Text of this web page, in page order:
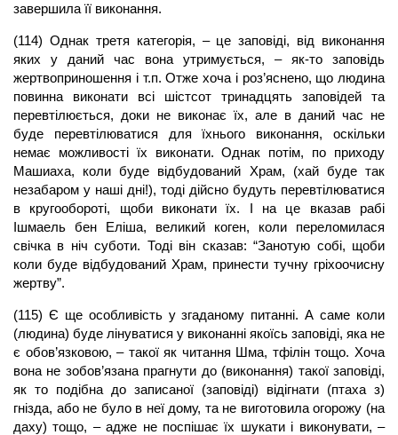
завершила її виконання.
(114) Однак третя категорія, – це заповіді, від виконання
яких у даний час вона утримується, – як-то заповідь
жертвоприношення і т.п. Отже хоча і роз’яснено, що людина
повинна виконати всі шістсот тринадцять заповідей та
перевтілюється, доки не виконає їх, але в даний час не
буде перевтілюватися для їхнього виконання, оскільки
немає можливості їх виконати. Однак потім, по приходу
Машиаха, коли буде відбудований Храм, (хай буде так
незабаром у наші дні!), тоді дійсно будуть перевтілюватися
в кругообороті, щоби виконати їх. І на це вказав рабі
Ішмаель бен Еліша, великий коген, коли переломилася
свічка в ніч суботи. Тоді він сказав: “Занотую собі, щоби
коли буде відбудований Храм, принести тучну гріхоочисну
жертву”.
(115) Є ще особливість у згаданому питанні. А саме коли
(людина) буде лінуватися у виконанні якоїсь заповіді, яка не
є обов’язковою, – такої як читання Шма, тфілін тощо. Хоча
вона не зобов’язана прагнути до (виконання) такої заповіді,
як то подібна до записаної (заповіді) відігнати (птаха з)
гнізда, або не було в неї дому, та не виготовила огорожу (на
даху) тощо, – адже не поспішає їх шукати і виконувати, –